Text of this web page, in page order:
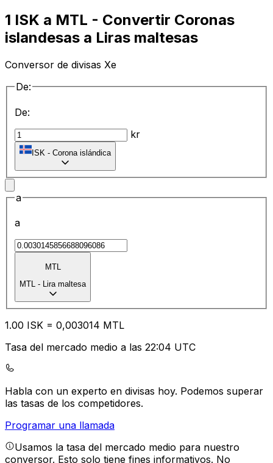
1 ISK a MTL - Convertir Coronas
islandesas a Liras maltesas
Conversor de divisas Xe
De:
De:
kr
ISK - Corona islándica
a
a
MTL
MTL - Lira maltesa
1.00 ISK = 0,003014 MTL
Tasa del mercado medio a las 22:04 UTC
Habla con un experto en divisas hoy. Podemos superar
las tasas de los competidores.
Programar una llamada
Usamos la tasa del mercado medio para nuestro
conversor. Esto solo tiene fines informativos. No